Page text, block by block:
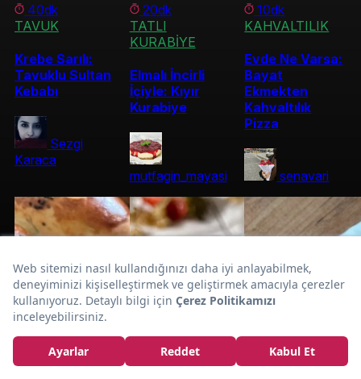
Çikolatalı
Hindistan Cevizli
Cheesecake Tarifi
40dk
TAVUK
Krebe Sarılı:
Tavuklu Sultan
Kebabı
Sezgi
Karaca
20dk
TATLI
KURABİYE
Elmalı İncirli
İçiyle: Kıyır
Kurabiye
mutfagin_mayasi
10dk
KAHVALTILIK
Evde Ne Varsa:
Bayat
Ekmekten
Kahvaltılık
Pizza
senavari